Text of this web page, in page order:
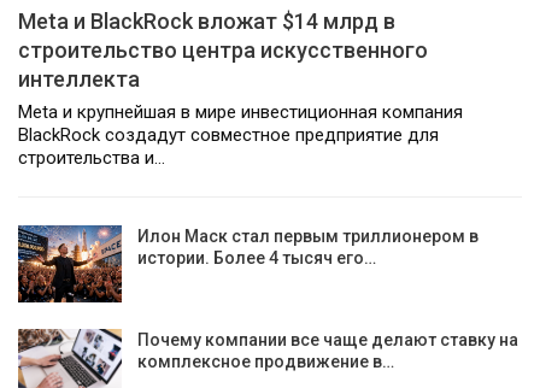
Meta и BlackRock вложат $14 млрд в
строительство центра искусственного
интеллекта
Meta и крупнейшая в мире инвестиционная компания
BlackRock создадут совместное предприятие для
строительства и…
Илон Маск стал первым триллионером в
истории. Более 4 тысяч его…
Почему компании все чаще делают ставку на
комплексное продвижение в…